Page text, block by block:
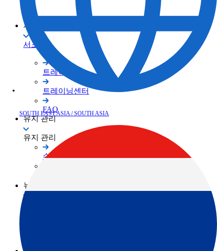
ClearEdge3D 브랜드
서포트
서포트
트레이닝
트레이닝센터
FAQ
유지 관리
유지 관리
수리/유지보수
뉴스
SOUTH EAST ASIA / SOUTH ASIA